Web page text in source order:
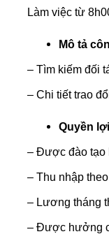
Làm việc từ
Mô tả
– Tìm kiếm đối
– Chi tiết trao
Quyền
– Được đào tạo
– Thu nhập
– Lương tháng
– Được hưởng